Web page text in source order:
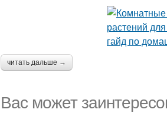
читать дальше →
Вас может